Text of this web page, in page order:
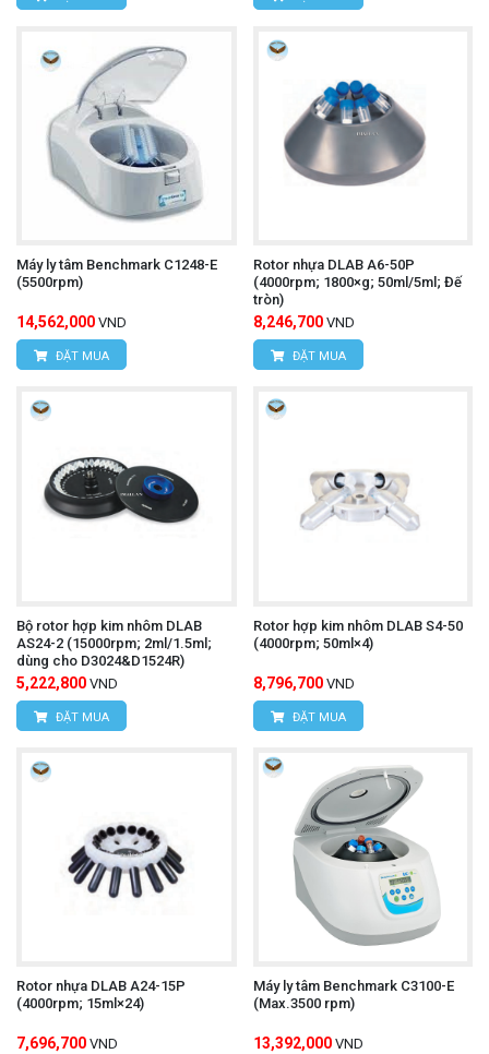
Máy ly tâm Benchmark C1248-E
(5500rpm)
14,562,000 VND
ĐẶT MUA
Rotor nhựa DLAB A6-50P
(4000rpm; 1800×g; 50ml/5ml; Đế
tròn)
8,246,700 VND
ĐẶT MUA
Bộ rotor hợp kim nhôm DLAB
AS24-2 (15000rpm; 2ml/1.5ml;
dùng cho D3024&D1524R)
5,222,800 VND
ĐẶT MUA
Rotor hợp kim nhôm DLAB S4-50
(4000rpm; 50ml×4)
8,796,700 VND
ĐẶT MUA
Rotor nhựa DLAB A24-15P
(4000rpm; 15ml×24)
7,696,700 VND
Máy ly tâm Benchmark C3100-E
(Max.3500 rpm)
13,392,000 VND